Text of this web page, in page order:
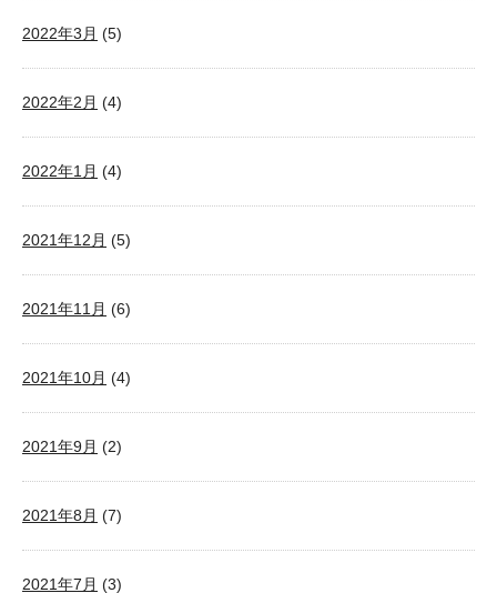
2022年3月 (5)
2022年2月 (4)
2022年1月 (4)
2021年12月 (5)
2021年11月 (6)
2021年10月 (4)
2021年9月 (2)
2021年8月 (7)
2021年7月 (3)